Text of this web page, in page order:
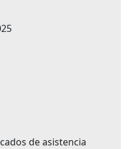
de asistencia